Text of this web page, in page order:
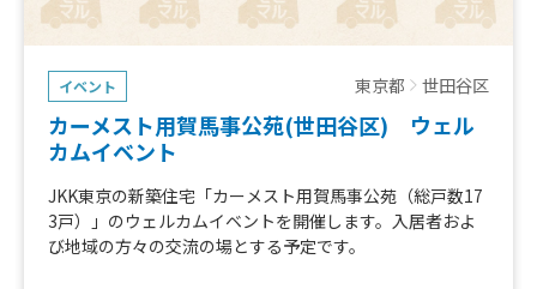
イベント 東京都 世田谷区
カーメスト用賀馬事公苑(世田谷区) ウェル
カムイベント
JKK東京の新築住宅「カーメスト用賀馬事公苑（総戸数17
3戸）」のウェルカムイベントを開催します。入居者およ
び地域の方々の交流の場とする予定です。